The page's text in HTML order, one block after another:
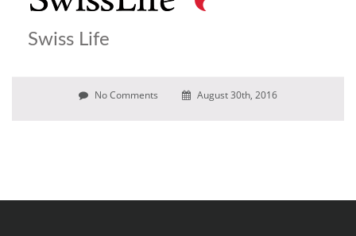
Swiss Life
No Comments August 30th, 2016